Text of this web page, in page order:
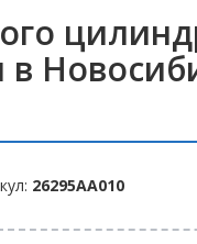
в
26295AA010